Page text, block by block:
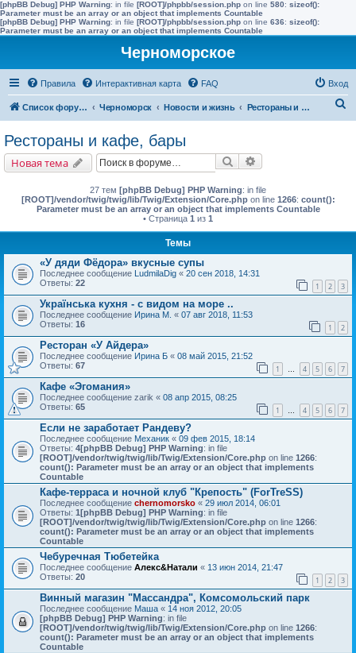
[phpBB Debug] PHP Warning: in file [ROOT]/phpbb/session.php on line 580: sizeof():
Parameter must be an array or an object that implements Countable
[phpBB Debug] PHP Warning: in file [ROOT]/phpbb/session.php on line 636: sizeof():
Parameter must be an array or an object that implements Countable
Черноморское
Правила Интерактивная карта FAQ Вход
Список форумов Черноморск Новости и жизнь Рестораны и кафе, бары
Рестораны и кафе, бары
Новая тема Поиск
27 тем [phpBB Debug] PHP Warning: in file
[ROOT]/vendor/twig/twig/lib/Twig/Extension/Core.phpon line 1266: count():
Parameter must be an array or an object that implements Countable
• Страница 1 из 1
Темы
«У дяди Фёдора» вкусные супы
Последнее сообщение LudmilaDig « 20 сен 2018, 14:31
Ответы: 22 1 2 3
Українська кухня - с видом на море ..
Последнее сообщение Ирина М. « 07 авг 2018, 11:53
Ответы: 16 1 2
Ресторан «У Айдера»
Последнее сообщение Ирина Б « 08 май 2015, 21:52
Ответы: 67 1 … 4 5 6 7
Кафе «Эгомания»
Последнее сообщение zarik « 08 апр 2015, 08:25
Ответы: 65 1 … 4 5 6 7
Если не заработает Рандеву?
Последнее сообщение Механик « 09 фев 2015, 18:14
Ответы: 4[phpBB Debug] PHP Warning: in file
[ROOT]/vendor/twig/twig/lib/Twig/Extension/Core.php on line 1266:
count(): Parameter must be an array or an object that implements
Countable
Кафе-терраса и ночной клуб "Крепость" (ForTreSS)
Последнее сообщение chernomorsko « 29 июл 2014, 06:01
Ответы: 1 [phpBB Debug] PHP Warning: in file
[ROOT]/vendor/twig/twig/lib/Twig/Extension/Core.php on line 1266:
count(): Parameter must be an array or an object that implements
Countable
Чебуречная Тюбетейка
Последнее сообщение Алекс&Натали « 13 июн 2014, 21:47
Ответы: 20 1 2 3
Винный магазин "Массандра", Комсомольский парк
Последнее сообщение Маша « 14 ноя 2012, 20:05
[phpBB Debug] PHP Warning: in file
[ROOT]/vendor/twig/twig/lib/Twig/Extension/Core.php on line 1266:
count(): Parameter must be an array or an object that implements
Countable